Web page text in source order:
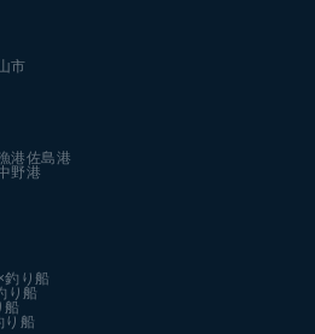
市
港佐島港
野港
釣り船
り船
船
り船